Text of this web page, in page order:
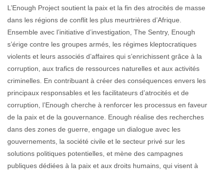
L’Enough Project soutient la paix et la fin des atrocités de masse
dans les régions de conflit les plus meurtrières d’Afrique.
Ensemble avec l’initiative d’investigation, The Sentry, Enough
s’érige contre les groupes armés, les régimes kleptocratiques
violents et leurs associés d’affaires qui s’enrichissent grâce à la
corruption, aux trafics de ressources naturelles et aux activités
criminelles. En contribuant à créer des conséquences envers les
principaux responsables et les facilitateurs d’atrocités et de
corruption, l’Enough cherche à renforcer les processus en faveur
de la paix et de la gouvernance. Enough réalise des recherches
dans des zones de guerre, engage un dialogue avec les
gouvernements, la société civile et le secteur privé sur les
solutions politiques potentielles, et mène des campagnes
publiques dédiées à la paix et aux droits humains, qui visent à